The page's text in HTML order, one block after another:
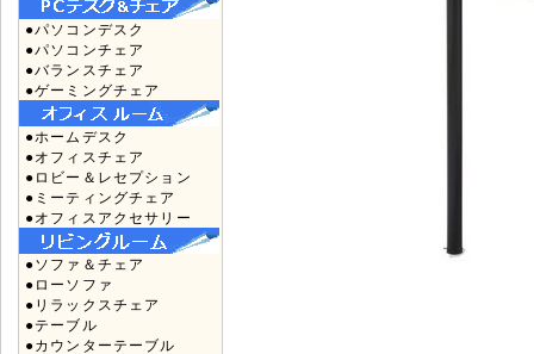
●パソコンデスク
●パソコンチェア
●バランスチェア
●ゲーミングチェア
●ホームデスク
●オフィスチェア
●ロビー＆レセプション
●ミーティングチェア
●オフィスアクセサリー
●ソファ＆チェア
●ローソファ
●リラックスチェア
●テーブル
●カウンターテーブル